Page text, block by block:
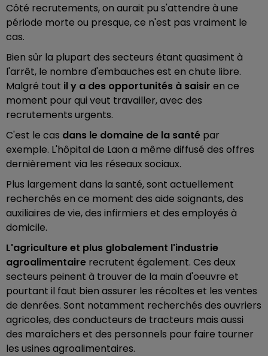
Côté recrutements, on aurait pu s'attendre à une
période morte ou presque, ce n'est pas vraiment le
cas.
Bien sûr la plupart des secteurs étant quasiment à
l'arrêt, le nombre d'embauches est en chute libre.
Malgré tout il y a des opportunités à saisir en ce
moment pour qui veut travailler, avec des
recrutements urgents.
C'est le cas dans le domaine de la santé par
exemple. L'hôpital de Laon a même diffusé des offres
dernièrement via les réseaux sociaux.
Plus largement dans la santé, sont actuellement
recherchés en ce moment des aide soignants, des
auxiliaires de vie, des infirmiers et des employés à
domicile.
L'agriculture et plus globalement l'industrie
agroalimentaire recrutent également. Ces deux
secteurs peinent à trouver de la main d'oeuvre et
pourtant il faut bien assurer les récoltes et les ventes
de denrées. Sont notamment recherchés des ouvriers
agricoles, des conducteurs de tracteurs mais aussi
des maraîchers et des personnels pour faire tourner
les usines agroalimentaires.